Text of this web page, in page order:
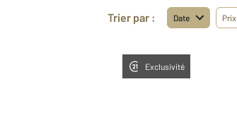
Trier par : Date Prix
Exclusivité